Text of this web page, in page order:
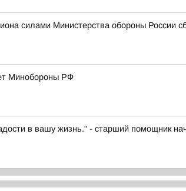
силами Министерства обороны России
Минобороны РФ
в вашу жизнь." - старший помощник